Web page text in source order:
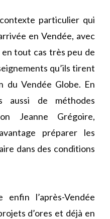
particulier qui
en Vendée, avec
tout cas très peu de
qu’ils tirent
du Vendée Globe. En
aussi de méthodes
Jeanne Grégoire,
préparer les
dans des conditions
l’après-Vendée
d’ores et déjà en